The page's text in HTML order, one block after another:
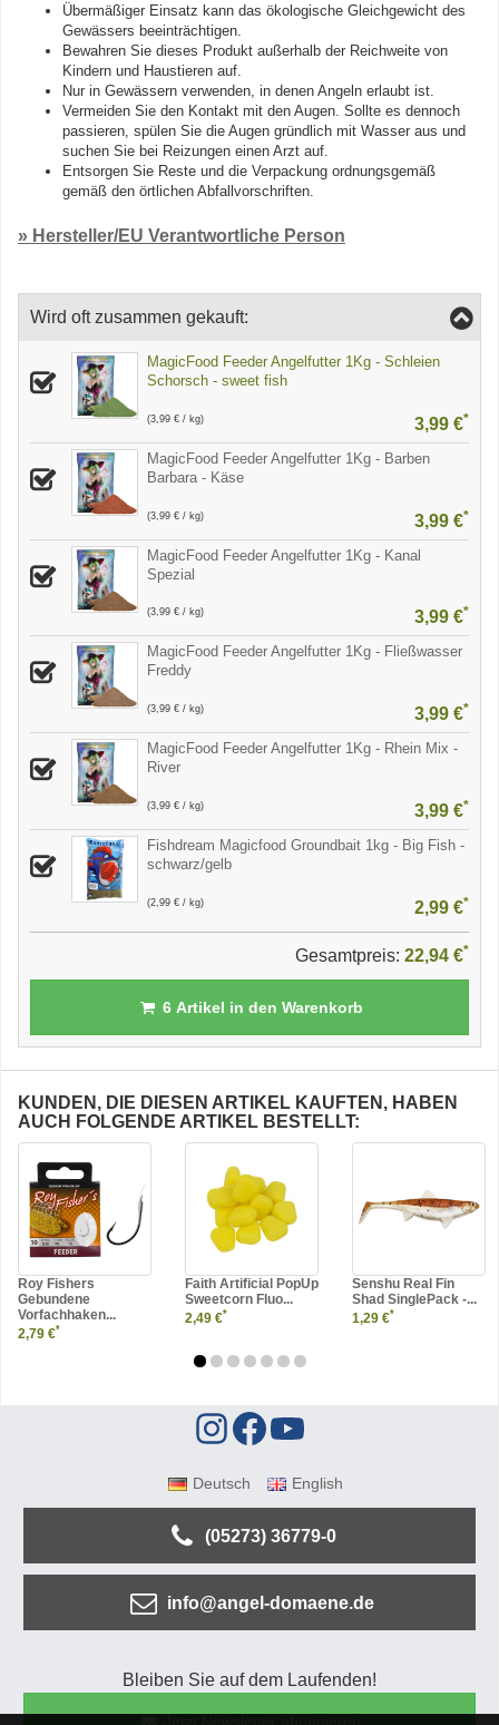
Übermäßiger Einsatz kann das ökologische Gleichgewicht des
Gewässers beeinträchtigen.
Bewahren Sie dieses Produkt außerhalb der Reichweite von
Kindern und Haustieren auf.
Nur in Gewässern verwenden, in denen Angeln erlaubt ist.
Vermeiden Sie den Kontakt mit den Augen. Sollte es dennoch
passieren, spülen Sie die Augen gründlich mit Wasser aus und
suchen Sie bei Reizungen einen Arzt auf.
Entsorgen Sie Reste und die Verpackung ordnungsgemäß
gemäß den örtlichen Abfallvorschriften.
» Hersteller/EU Verantwortliche Person
Wird oft zusammen gekauft:
MagicFood Feeder Angelfutter 1Kg - Schleien
Schorsch - sweet fish
(3,99 € / kg) 3,99 €*
MagicFood Feeder Angelfutter 1Kg - Barben
Barbara - Käse
(3,99 € / kg) 3,99 €*
MagicFood Feeder Angelfutter 1Kg - Kanal
Spezial
(3,99 € / kg) 3,99 €*
MagicFood Feeder Angelfutter 1Kg - Fließwasser
Freddy
(3,99 € / kg) 3,99 €*
MagicFood Feeder Angelfutter 1Kg - Rhein Mix -
River
(3,99 € / kg) 3,99 €*
Fishdream Magicfood Groundbait 1kg - Big Fish -
schwarz/gelb
(2,99 € / kg) 2,99 €*
Gesamtpreis: 22,94 €*
6Artikel in den Warenkorb
KUNDEN, DIE DIESEN ARTIKEL KAUFTEN, HABEN
AUCH FOLGENDE ARTIKEL BESTELLT:
Roy Fishers
Gebundene
Vorfachhaken...
2,79 €*
Faith Artificial PopUp
Sweetcorn Fluo...
2,49 €*
Senshu Real Fin
Shad SinglePack -...
1,29 €*
Deutsch English
(05273) 36779-0
info@angel-domaene.de
Bleiben Sie auf dem Laufenden!